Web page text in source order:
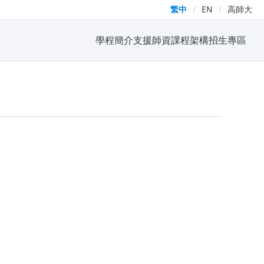
繁中 / EN / 高師大
學程簡介支援師資課程架構招生專區